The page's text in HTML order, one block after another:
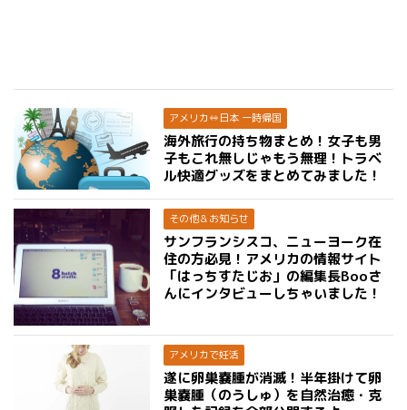
アメリカ⇔日本 一時帰国
海外旅行の持ち物まとめ！女子も男
子もこれ無しじゃもう無理！トラベ
ル快適グッズをまとめてみました！
その他＆お知らせ
サンフランシスコ、ニューヨーク在
住の方必見！アメリカの情報サイト
「はっちすたじお」の編集長Booさ
んにインタビューしちゃいました！
アメリカで妊活
遂に卵巣嚢腫が消滅！半年掛けて卵
巣嚢腫（のうしゅ）を自然治癒・克